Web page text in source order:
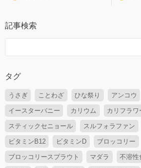
記事検索
タグ
うさぎ ことわざ ひな祭り アンコウ
イースターバニー カリウム カリフラワ
スティックセニョール スルフォラファン
ビタミンB12 ビタミンD ブロッコリー
ブロッコリースプラウト マダラ 不溶性